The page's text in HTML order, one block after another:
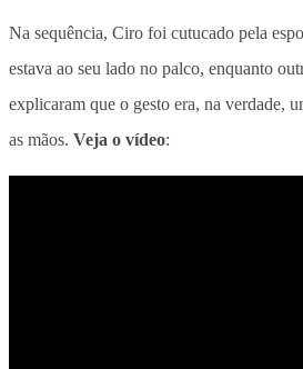
Na sequência, Ciro foi cutucado pela
estava ao seu lado no palco, enquanto
explicaram que o gesto era, na verdade,
as mãos. Veja o vídeo: